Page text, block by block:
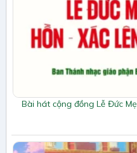
Bài hát cộng đồng Lễ Đức